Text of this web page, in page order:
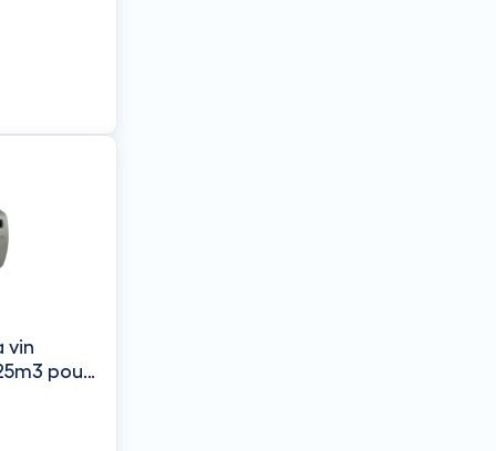
vin
pour